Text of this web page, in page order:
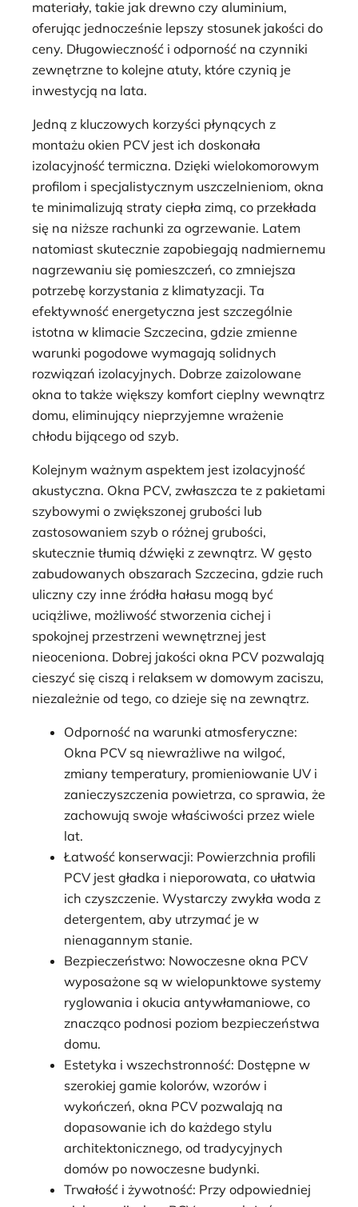
materiały, takie jak drewno czy aluminium,
oferując jednocześnie lepszy stosunek jakości do
ceny. Długowieczność i odporność na czynniki
zewnętrzne to kolejne atuty, które czynią je
inwestycją na lata.
Jedną z kluczowych korzyści płynących z
montażu okien PCV jest ich doskonała
izolacyjność termiczna. Dzięki wielokomorowym
profilom i specjalistycznym uszczelnieniom, okna
te minimalizują straty ciepła zimą, co przekłada
się na niższe rachunki za ogrzewanie. Latem
natomiast skutecznie zapobiegają nadmiernemu
nagrzewaniu się pomieszczeń, co zmniejsza
potrzebę korzystania z klimatyzacji. Ta
efektywność energetyczna jest szczególnie
istotna w klimacie Szczecina, gdzie zmienne
warunki pogodowe wymagają solidnych
rozwiązań izolacyjnych. Dobrze zaizolowane
okna to także większy komfort cieplny wewnątrz
domu, eliminujący nieprzyjemne wrażenie
chłodu bijącego od szyb.
Kolejnym ważnym aspektem jest izolacyjność
akustyczna. Okna PCV, zwłaszcza te z pakietami
szybowymi o zwiększonej grubości lub
zastosowaniem szyb o różnej grubości,
skutecznie tłumią dźwięki z zewnątrz. W gęsto
zabudowanych obszarach Szczecina, gdzie ruch
uliczny czy inne źródła hałasu mogą być
uciążliwe, możliwość stworzenia cichej i
spokojnej przestrzeni wewnętrznej jest
nieoceniona. Dobrej jakości okna PCV pozwalają
cieszyć się ciszą i relaksem w domowym zaciszu,
niezależnie od tego, co dzieje się na zewnątrz.
Odporność na warunki atmosferyczne:
Okna PCV są niewrażliwe na wilgoć,
zmiany temperatury, promieniowanie UV i
zanieczyszczenia powietrza, co sprawia, że
zachowują swoje właściwości przez wiele
lat.
Łatwość konserwacji: Powierzchnia profili
PCV jest gładka i nieporowata, co ułatwia
ich czyszczenie. Wystarczy zwykła woda z
detergentem, aby utrzymać je w
nienagannym stanie.
Bezpieczeństwo: Nowoczesne okna PCV
wyposażone są w wielopunktowe systemy
ryglowania i okucia antywłamaniowe, co
znacząco podnosi poziom bezpieczeństwa
domu.
Estetyka i wszechstronność: Dostępne w
szerokiej gamie kolorów, wzorów i
wykończeń, okna PCV pozwalają na
dopasowanie ich do każdego stylu
architektonicznego, od tradycyjnych
domów po nowoczesne budynki.
Trwałość i żywotność: Przy odpowiedniej